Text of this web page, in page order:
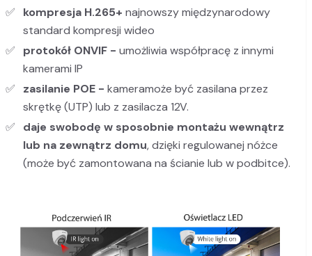
kompresja H.265+ najnowszy międzynarodowy
standard kompresji wideo
protokół ONVIF - umożliwia współpracę z innymi
kamerami IP
zasilanie POE - kameramoże być zasilana przez
skrętkę (UTP) lub z zasilacza 12V.
daje swobodę w sposobnie montażu wewnątrz
lub na zewnątrz domu, dzięki regulowanej nóżce
(może być zamontowana na ścianie lub w podbitce).